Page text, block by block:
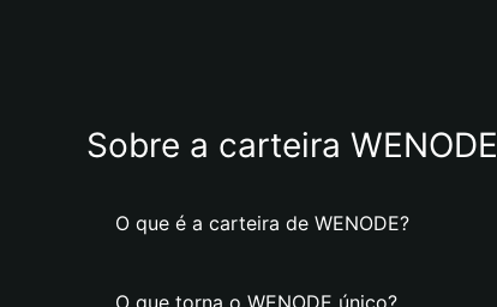
Sobre a carteira WENODE
O que é a carteira de WENODE?
O que torna o WENODE único?